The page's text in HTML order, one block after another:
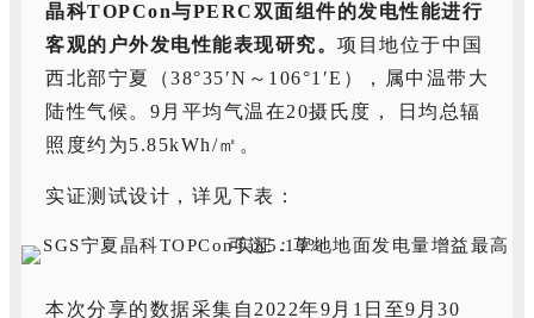
晶科TOPCon与PERC双面组件的发电性能进行
客观的户外发电性能表现研究。 项目地位于中国
西北部宁夏（38°35′N～106°1′E），属中温带大
陆性气候。9月平均气温在20摄氏度， 日均总辐
照度约为5.85kWh/㎡。
实证测试设计，详见下表：
本次分享的数据采集自2022年9月1日至9月30